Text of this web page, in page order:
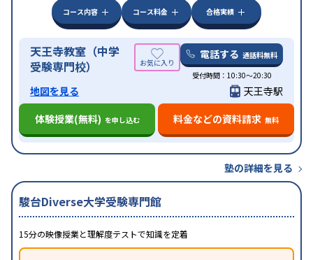
コース内容
コース料金 合格実績
天王寺教室（中学
受験専門校）
電話する 通話料無料
受付時間：10:30～20:30
地図を見る
天王寺駅
体験授業(無料) を申し込む 料金などの資料請求 無料
塾の詳細を見る
駿台Diverse大学受験専門館
15分の映像授業と理解度テストで知識を定着